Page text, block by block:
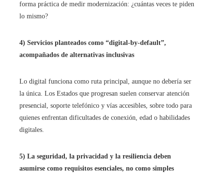
forma práctica de medir modernización: ¿cuántas veces te piden
lo mismo?
4) Servicios planteados como “digital-by-default”,
acompañados de alternativas inclusivas
Lo digital funciona como ruta principal, aunque no debería ser
la única. Los Estados que progresan suelen conservar atención
presencial, soporte telefónico y vías accesibles, sobre todo para
quienes enfrentan dificultades de conexión, edad o habilidades
digitales.
5) La seguridad, la privacidad y la resiliencia deben
asumirse como requisitos esenciales, no como simples